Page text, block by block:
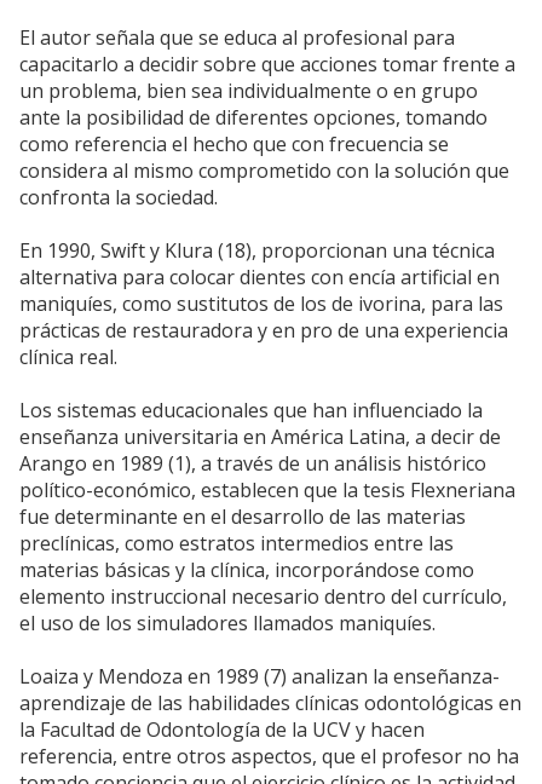
El autor señala que se educa al profesional para
capacitarlo a decidir sobre que acciones tomar frente a
un problema, bien sea individualmente o en grupo
ante la posibilidad de diferentes opciones, tomando
como referencia el hecho que con frecuencia se
considera al mismo comprometido con la solución que
confronta la sociedad.
En 1990, Swift y Klura (18), proporcionan una técnica
alternativa para colocar dientes con encía artificial en
maniquíes, como sustitutos de los de ivorina, para las
prácticas de restauradora y en pro de una experiencia
clínica real.
Los sistemas educacionales que han influenciado la
enseñanza universitaria en América Latina, a decir de
Arango en 1989 (1), a través de un análisis histórico
político-económico, establecen que la tesis Flexneriana
fue determinante en el desarrollo de las materias
preclínicas, como estratos intermedios entre las
materias básicas y la clínica, incorporándose como
elemento instruccional necesario dentro del currículo,
el uso de los simuladores llamados maniquíes.
Loaiza y Mendoza en 1989 (7) analizan la enseñanza-
aprendizaje de las habilidades clínicas odontológicas en
la Facultad de Odontología de la UCV y hacen
referencia, entre otros aspectos, que el profesor no ha